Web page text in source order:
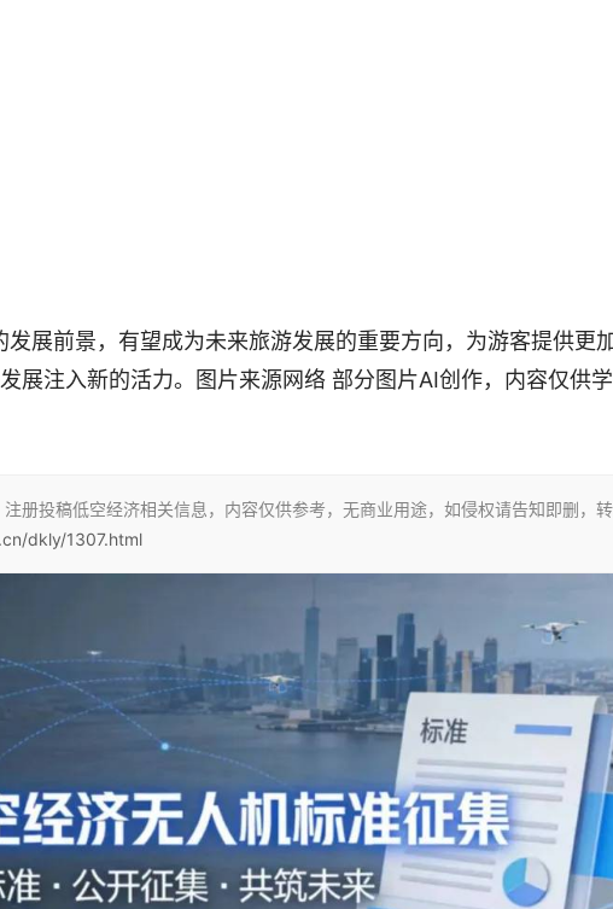
展前景，有望成为未来旅游发展的重要方向，为游客提供更
展注入新的活力。图片来源网络 部分图片AI创作，内容仅供
册投稿低空经济相关信息，内容仅供参考，无商业用途，如侵权请告知即删，转
dkly/1307.html